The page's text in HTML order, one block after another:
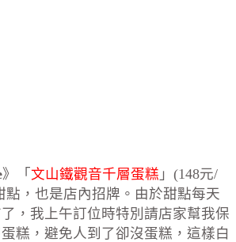
》「文山鐵觀音千層蛋糕 」(148元/
點，也是店內招牌。由於甜點每天
，我上午訂位時特別請店家幫我保
糕，避免人到了卻沒蛋糕，這樣白